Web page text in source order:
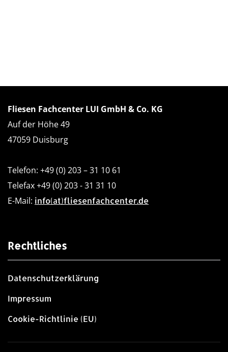
Fliesen Fachcenter LUI GmbH & Co. KG
Auf der Höhe 49
47059 Duisburg
Telefon: +49 (0) 203 – 31 10 61
Telefax +49 (0) 203 - 31 31 10
E-Mail: info(at)fliesenfachcenter.de
Rechtliches
Datenschutzerklärung
Impressum
Cookie-Richtlinie (EU)